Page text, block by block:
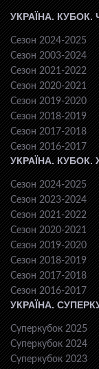
УКРАЇНА. КУБОК.
Сезон 2024-2025
Сезон 2003-2024
Сезон 2021-2022
Сезон 2020-2021
Сезон 2019-2020
Сезон 2018-2019
Сезон 2017-2018
Сезон 2016-2017
УКРАЇНА. КУБОК.
Сезон 2024-2025
Сезон 2023-2024
Сезон 2021-2022
Сезон 2020-2021
Сезон 2019-2020
Сезон 2018-2019
Сезон 2017-2018
Сезон 2016-2017
УКРАЇНА.
Суперкубок 2025
Суперкубок 2024
Суперкубок 2023